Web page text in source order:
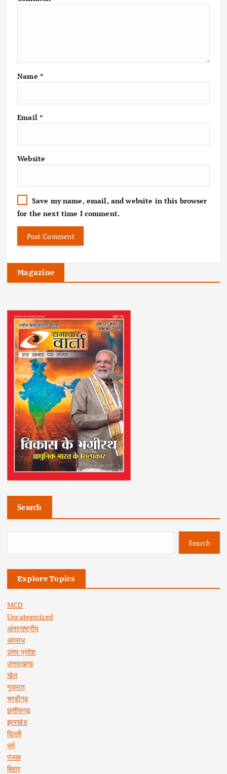
Name *
Email *
Website
Save my name, email, and website in this browser
for the next time I comment.
Magazine
Search
Search
Explore Topics
MCD
Uncategorized
अंतरराष्ट्रीय
अपराध
उत्तर प्रदेश
उत्तराखण्ड
खेल
गुजरात
चण्डीगढ़
छत्तीसगढ़
झारखंड
दिल्ली
धर्म
पंजाब
बिहार